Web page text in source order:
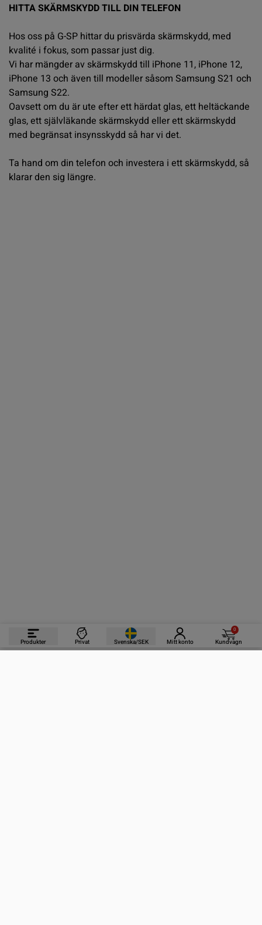
HITTA SKÄRMSKYDD TILL DINTELEFON
Hos oss på G-SP hittar du prisvärda skärmskydd, med
kvalité i fokus, som passar just dig.
Vi har mängder av skärmskydd till iPhone 11, iPhone 12,
iPhone 13 och även till modeller såsom Samsung S21 och
Samsung S22.
Oavsett om du är ute efter ett härdat glas, ett heltäckande
glas, ett självläkande skärmskydd eller ett skärmskydd
med begränsat insynsskydd så har vi det.
Ta hand om din telefon och investera i ett skärmskydd, så
klarar den sig längre.
Produkter Privat Svenska/SEK Mitt konto
0
Kundvagn